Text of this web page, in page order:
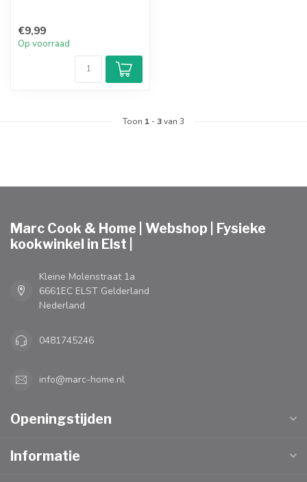
€9,99
Op voorraad
Toon 1 -3van 3
Marc Cook & Home | Webshop | Fysieke
kookwinkel in Elst |
Kleine Molenstraat 1a
6661EC ELST Gelderland
Nederland
0481745246
info@marc-home.nl
Openingstijden
Informatie